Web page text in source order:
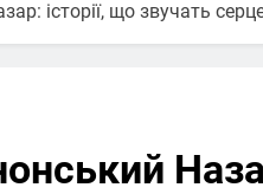
історії, що звучать